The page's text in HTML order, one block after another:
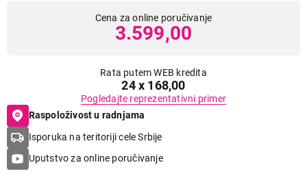
Cena za online poručivanje
3.599,00
Rata putem WEB kredita
24 x 168,00
Pogledajte reprezentativni primer
Raspoloživost u radnjama
Isporuka na teritoriji cele Srbije
Uputstvo za online poručivanje